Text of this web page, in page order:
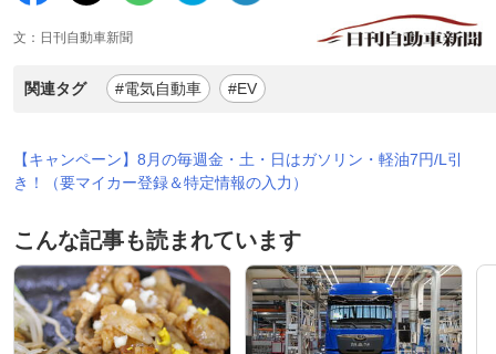
文：日刊自動車新聞
関連タグ #電気自動車 #EV
【キャンペーン】8月の毎週金・土・日はガソリン・軽油7円/L引
き！（要マイカー登録＆特定情報の入力）
こんな記事も読まれています